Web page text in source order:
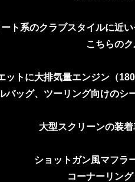
ート系のクラブスタイルに近
こちらの
ットに大排気量エンジン（
バッグ、ツーリング向けのシ
大型スクリーンの装
ショットガン風マフラ
コーナーリン